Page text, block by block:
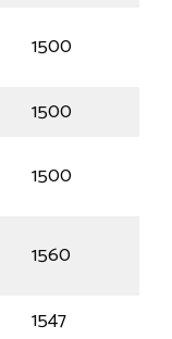
1500
1500
1500
1560
1547